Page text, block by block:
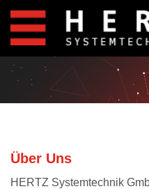
Über Uns
HERTZ Systemtechnik